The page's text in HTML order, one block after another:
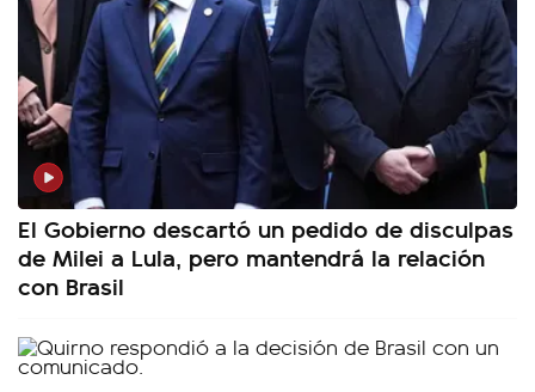
El Gobierno descartó un pedido de disculpas
de Milei a Lula, pero mantendrá la relación
con Brasil